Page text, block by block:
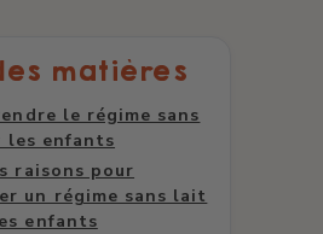
matières
le régime sans
enfants
raisons pour
un régime sans lait
enfants